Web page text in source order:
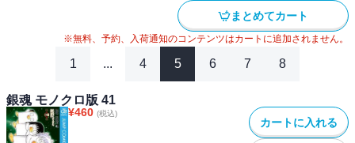
まとめてカート
※無料、予約、入荷通知のコンテンツはカートに追加されません。
1 ... 4 5 6 7 8
銀魂 モノクロ版 41
¥460 (税込)
カートに入れる